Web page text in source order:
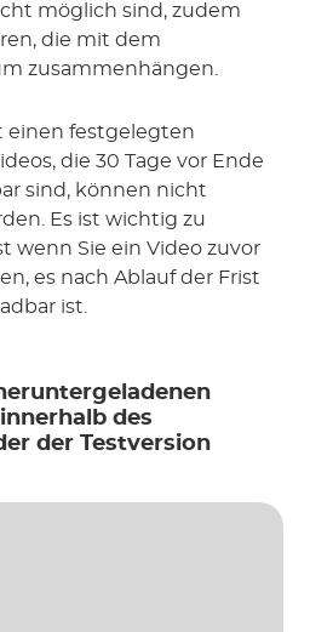
möglich sind, zudem
die mit dem
zusammenhängen.
einen festgelegten
die 30 Tage vor Ende
sind, können nicht
Es ist wichtig zu
wenn Sie ein Video zuvor
es nach Ablauf der Frist
ist.
des
der Testversion